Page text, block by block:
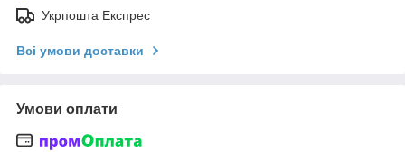
Укрпошта Експрес
Всі умови доставки
Умови оплати